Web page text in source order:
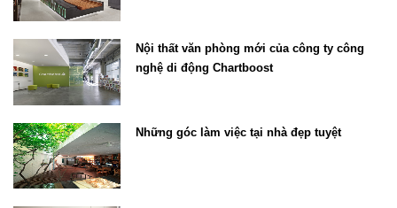
Nội thất văn phòng mới của công ty công
nghệ di động Chartboost
Những góc làm việc tại nhà đẹp tuyệt